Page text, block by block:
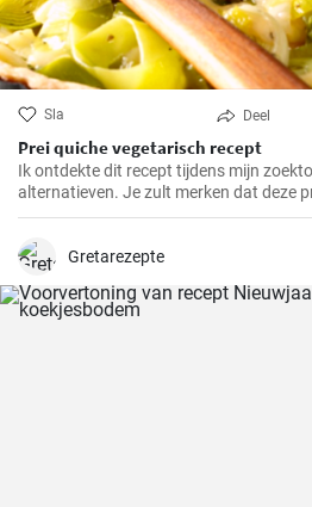
Sla Deel
Prei quiche vegetarisch recept
Ik ontdekte dit recept tijdens mijn
alternatieven. Je zult merken dat deze
smaak mist van versies met vlees. Het
tevoren klaar te maken. Daarom is dit
Gretarezepte